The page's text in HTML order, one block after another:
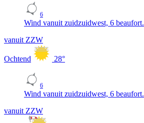
6
Wind vanuit zuidzuidwest, 6 beaufort.
vanuit ZZW
Ochtend 28°
6
Wind vanuit zuidzuidwest, 6 beaufort.
vanuit ZZW